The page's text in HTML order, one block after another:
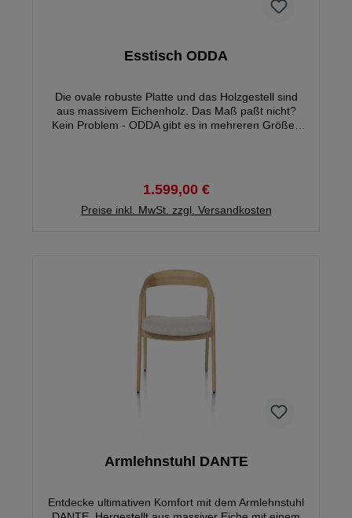
Esstisch ODDA
Die ovale robuste Platte und das Holzgestell sind
aus massivem Eichenholz. Das Maß paßt nicht?
Kein Problem - ODDA gibt es in mehreren Größen
1.599,00 €
Preise inkl. MwSt. zzgl. Versandkosten
Armlehnstuhl DANTE
Entdecke ultimativen Komfort mit dem Armlehnstuhl